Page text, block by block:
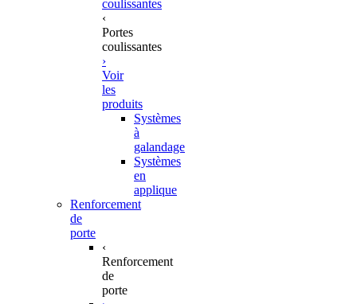
coulissantes
‹
Portes
coulissantes
›
Voir
les
produits
Systèmes
à
galandage
Systèmes
en
applique
Renforcement
de
porte
‹
Renforcement
de
porte